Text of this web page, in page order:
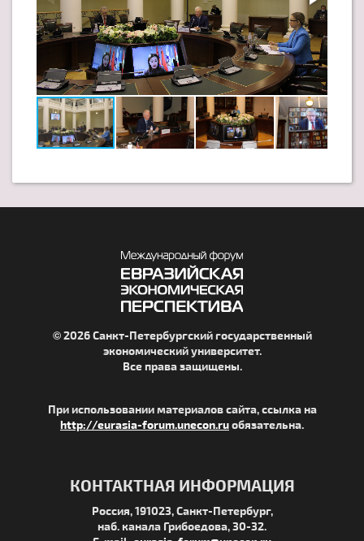
© 2026 Санкт-Петербургский государственный
экономический университет.
Все права защищены.
При использовании материалов сайта, ссылка на
http://eurasia-forum.unecon.ruобязательна.
КОНТАКТНАЯ ИНФОРМАЦИЯ
Россия, 191023, Санкт-Петербург,
наб. канала Грибоедова, 30-32.